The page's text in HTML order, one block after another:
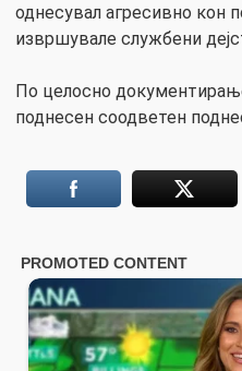
однесувал агресивно кон
извршувале службени
По целосно
поднесен соодветен